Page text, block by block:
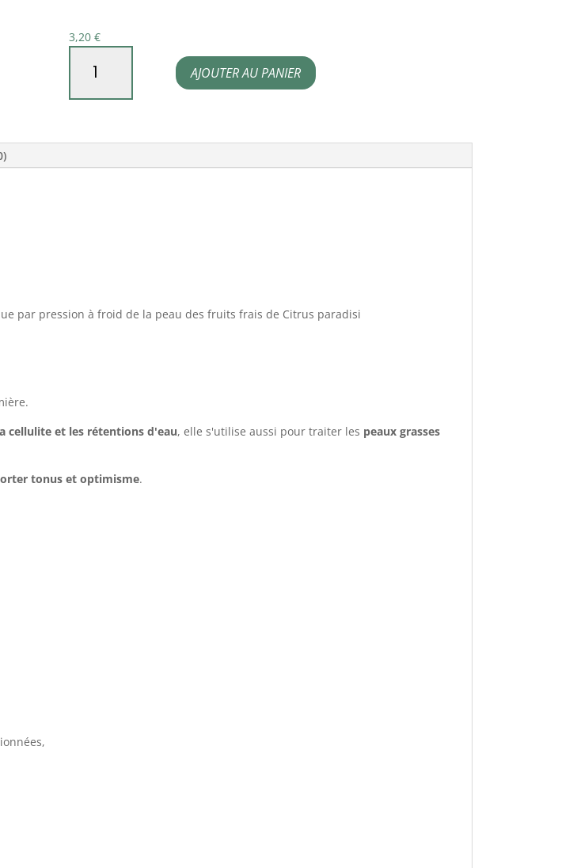
3,20 €
Huile
de
Pamplemousse
AJOUTER AU PANIER
par pression à froid de la peau des fruits frais de Citrus paradisi
cellulite et les rétentions d'eau, elle s'utilise aussi pour traiter les peaux grasses
tonus et optimisme.